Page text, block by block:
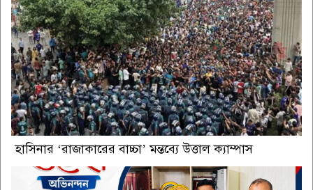
হাসিনার ‘রাজাকারের বাচ্চা’ মন্তব্যে উত্তাল ক্যাম্পাস